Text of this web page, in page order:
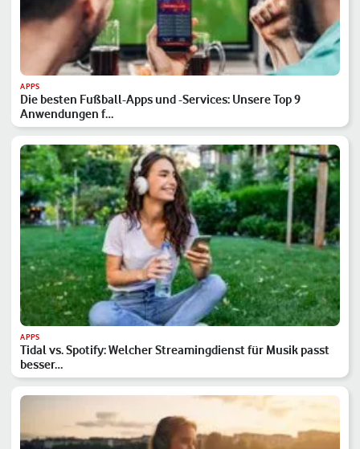
APPS
Die besten Fußball-Apps und -Services: Unsere Top 9
Anwendungen f…
APPS
Tidal vs. Spotify: Welcher Streamingdienst für Musik passt
besser…